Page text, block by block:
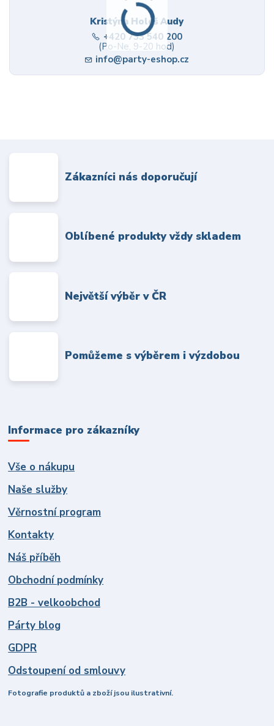
Kristýna Holeš Audy
+420 733 540 200
(Po-Ne, 9-20 hod)
info@party-eshop.cz
Zákazníci nás doporučují
Oblíbené produkty vždy skladem
Největší výběr v ČR
Pomůžeme s výběrem i výzdobou
Informace pro zákazníky
Vše o nákupu
Naše služby
Věrnostní program
Kontakty
Náš příběh
Obchodní podmínky
B2B - velkoobchod
Párty blog
GDPR
Odstoupení od smlouvy
Fotografie produktů a zboží jsou ilustrativní.